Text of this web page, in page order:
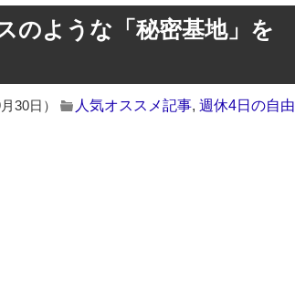
のような「秘密基地」を
30日） 人気オススメ記事, 週休4日の自由